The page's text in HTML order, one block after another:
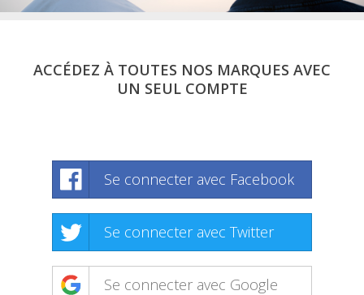
ACCÉDEZ À TOUTES NOS MARQUES AVEC
UN SEUL COMPTE
Se connecter avec Facebook
Se connecter avec Twitter
Se connecter avec Google